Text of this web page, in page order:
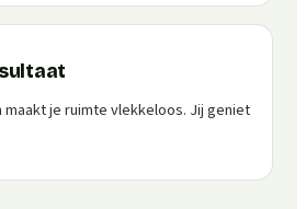
je ruimte vlekkeloos. Jij geniet